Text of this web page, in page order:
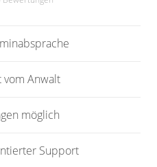
vom Anwalt
möglich
Support